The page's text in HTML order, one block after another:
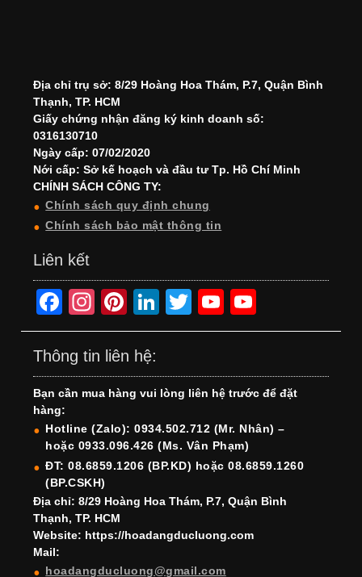
Địa chỉ trụ sở: 8/29 Hoàng Hoa Thám, P.7, Quận Bình
Thạnh, TP. HCM
Giấy chứng nhận đăng ký kinh doanh số:
0316130710
Ngày cấp: 07/02/2020
Nới cấp: Sở kế hoạch và đầu tư Tp. Hồ Chí Minh
CHÍNH SÁCH CÔNG TY:
Chính sách quy định chung
Chính sách bảo mật thông tin
Liên kết
F
a
c
e
b
o
o
k
In
st
a
gr
a
m
Pi
nt
er
e
st
Li
n
e
dI
n
T
wi
er
Y
o
T
u
b
e
o
T
u
b
e
h
Thông tin liên hệ:
Bạn cần mua hàng vui lòng liên hệ trước để đặt
hàng:
Hotline (Zalo): 0934.502.712 (Mr. Nhân) –
hoặc 0933.096.426 (Ms. Vân Phạm)
ĐT: 08.6859.1206 (BP.KD) hoặc 08.6859.1260
(BP.CSKH)
Địa chỉ: 8/29 Hoàng Hoa Thám, P.7, Quận Bình
Thạnh, TP. HCM
Website: https://hoadangducluong.com
Mail:
hoadangducluong@gmail.com